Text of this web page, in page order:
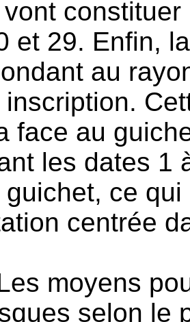
et 29. Enfin,
au
face au
les dates 1
ce
centrée
moyens
selon le